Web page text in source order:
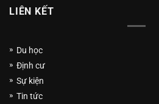
LIÊN KẾT
Du học
Định cư
Sự kiện
Tin tức